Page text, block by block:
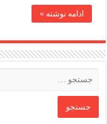
ادامه نوشته »